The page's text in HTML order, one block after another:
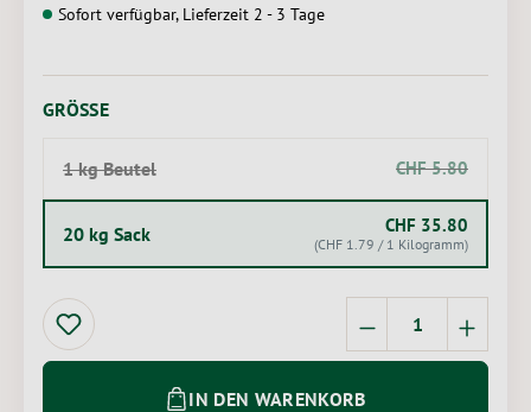
Sofort verfügbar, Lieferzeit 2 - 3 Tage
GRÖSSE AUSWÄHLEN
1 kg Beutel
(Diese Option ist zurzeit nicht verfügbar.)
CHF 5.80
20 kg Sack CHF 35.80
(CHF 1.79 / 1 Kilogramm)
Produkt
IN DEN WARENKORB